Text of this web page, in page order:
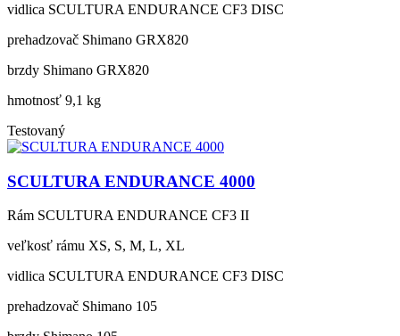
vidlica SCULTURA ENDURANCE CF3 DISC
prehadzovač Shimano GRX820
brzdy Shimano GRX820
hmotnosť 9,1 kg
Testovaný
SCULTURA ENDURANCE 4000
Rám SCULTURA ENDURANCE CF3 II
veľkosť rámu XS, S, M, L, XL
vidlica SCULTURA ENDURANCE CF3 DISC
prehadzovač Shimano 105